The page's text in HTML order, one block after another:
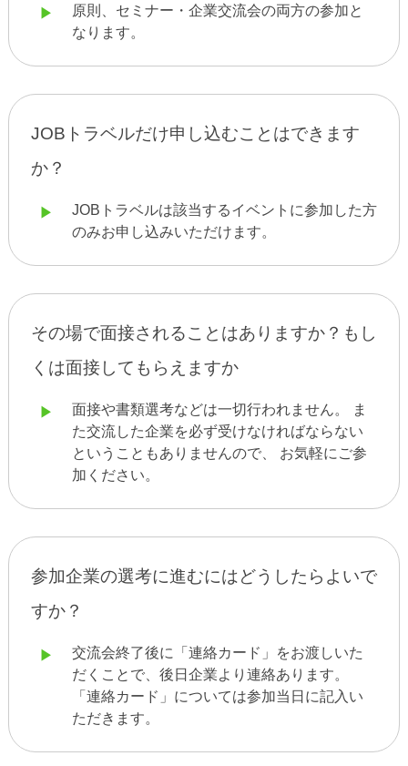
原則、セミナー・企業交流会の両方の参加と
なります。
JOBトラベルだけ申し込むことはできます
か？
JOBトラベルは該当するイベントに参加した方
のみお申し込みいただけます。
その場で面接されることはありますか？もし
くは面接してもらえますか
面接や書類選考などは一切行われません。 ま
た交流した企業を必ず受けなければならない
ということもありませんので、 お気軽にご参
加ください。
参加企業の選考に進むにはどうしたらよいで
すか？
交流会終了後に「連絡カード」をお渡しいた
だくことで、後日企業より連絡あります。
「連絡カード」については参加当日に記入い
ただきます。